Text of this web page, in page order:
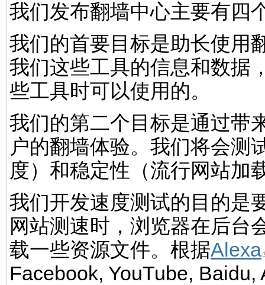
我们发布翻墙中心主要有四
我们的首要目标是助长使用
我们这些工具的信息和数据
些工具时可以使用的。
我们的第二个目标是通过带
户的翻墙体验。我们将会测
度）和稳定性（流行网站加
我们开发速度测试的目的是
网站测速时，浏览器在后台
载一些资源文件。根据Alexa
Facebook, YouTube,